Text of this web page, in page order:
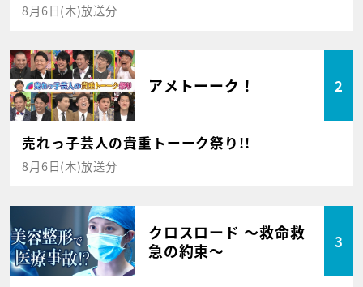
8月6日(木)放送分
アメトーーク！ 2
売れっ子芸人の貴重トーーク祭り!!
8月6日(木)放送分
クロスロード ～救命救
急の約束～
3